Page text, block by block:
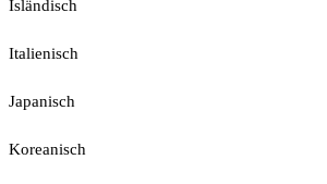
Isländisch
Italienisch
Japanisch
Koreanisch